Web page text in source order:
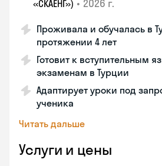
«СКАЕНГ») • 2026 г.
Проживала и обучалась в
протяжении 4 лет
Готовит к вступительным
экзаменам в Турции
Адаптирует уроки под
ученика
Читать дальше
Услуги и цены